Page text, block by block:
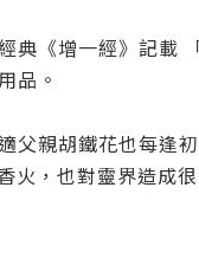
典《增一經》記載
品。
親胡鐵花也每逢
火， 也對靈界造成